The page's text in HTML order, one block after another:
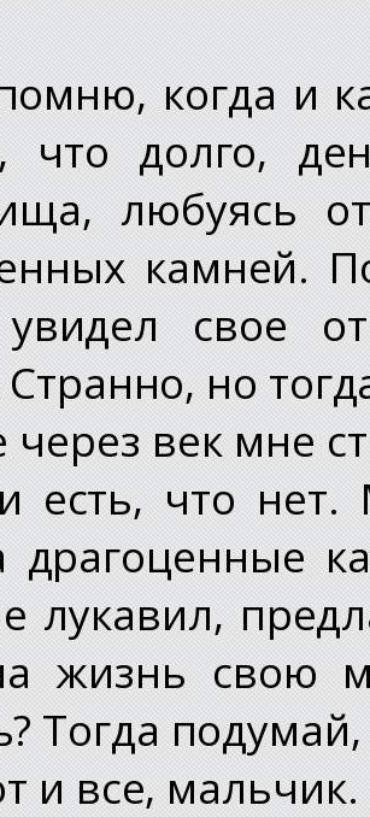
когда и
что долго,
любуясь
камней.
свое
Странно, но
век мне
есть, что
драгоценные
лукавил,
жизнь свою
Тогда
и все,